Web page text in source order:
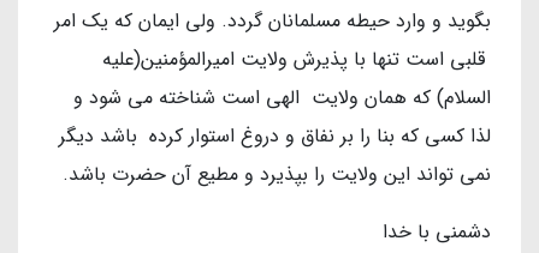
بگوید و وارد حیطه مسلمانان گردد. ولی ایمان که یک امر
قلبی است تنها با پذیرش ولایت امیرالمؤمنین(علیه
السلام) که همان ولایت الهی است شناخته می شود و
لذا کسی که بنا را بر نفاق و دروغ استوار کرده باشد دیگر
نمی تواند این ولایت را بپذیرد و مطیع آن حضرت باشد.
دشمنی با خدا